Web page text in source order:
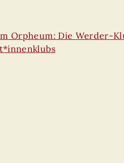
im Orpheum: Die Werder-